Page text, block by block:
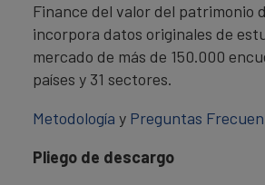
Finance del valor del patrimonio
incorpora datos originales de
mercado de más de 150.000
países y 31 sectores.
Metodología y Preguntas
Pliego de descargo